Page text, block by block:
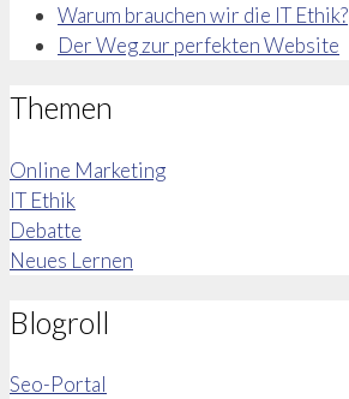
Warum brauchen wir die IT Ethik?
Der Weg zur perfekten Website
Themen
Online Marketing
IT Ethik
Debatte
Neues Lernen
Blogroll
Seo-Portal